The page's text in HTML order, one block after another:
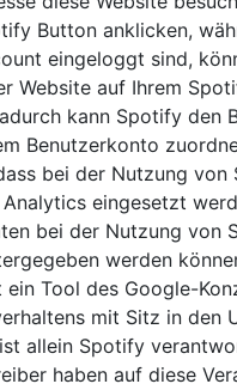
Button anklicken,
eingeloggt sind,
Website auf Ihrem
kann Spotify den
Benutzerkonto
bei der Nutzung
eingesetzt
bei der Nutzung von
werden
Tool des Google-
mit Sitz in den
allein Spotify
haben auf diese